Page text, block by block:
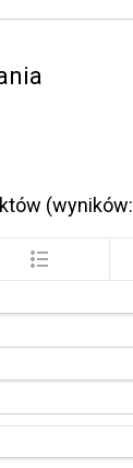
(wyników: